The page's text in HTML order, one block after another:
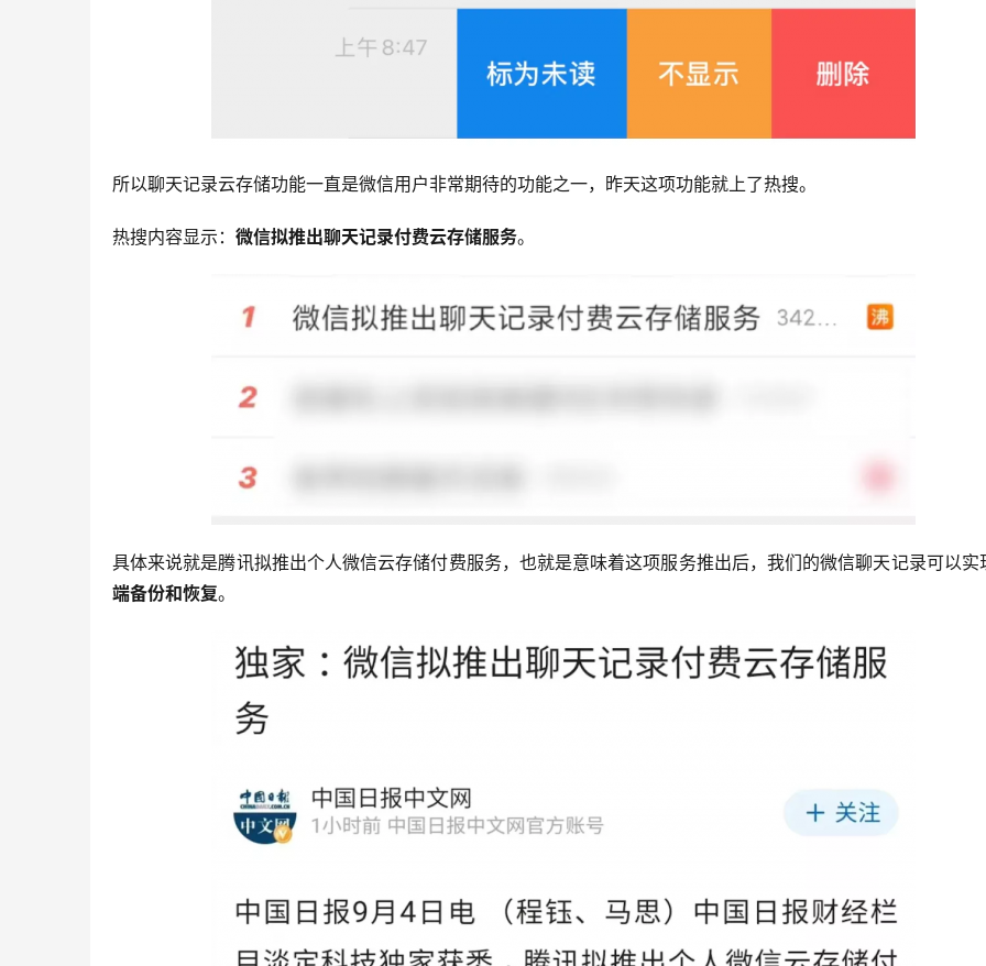
所以聊天记录云存储功能一直是微信用户非常期待的功能之一，昨天这项功能就上了热搜。
热搜内容显示： 微信拟推出聊天记录付费云存储服务。
具体来说就是腾讯拟推出个人微信云存储付费服务，也就是意味着这项服务推出后，我们的微信聊天记录可以实
端备份和恢复。